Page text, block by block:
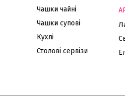
Чашки чайні
Чашки супові
Кухлі
Столові сервізи